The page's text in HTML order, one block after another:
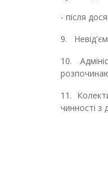
- після
9.
10.
11.
чинності з